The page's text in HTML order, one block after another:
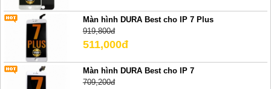
Màn hình DURA Best cho IP 7 Plus
919,800đ
511,000đ
Màn hình DURA Best cho IP 7
709,200đ